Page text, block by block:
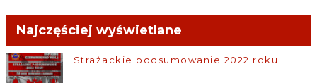
Najczęściej wyświetlane
Strażackie podsumowanie 2022 roku